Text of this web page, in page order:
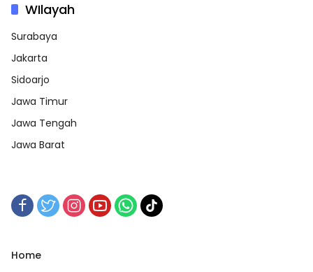
WIlayah
Surabaya
Jakarta
Sidoarjo
Jawa Timur
Jawa Tengah
Jawa Barat
Home